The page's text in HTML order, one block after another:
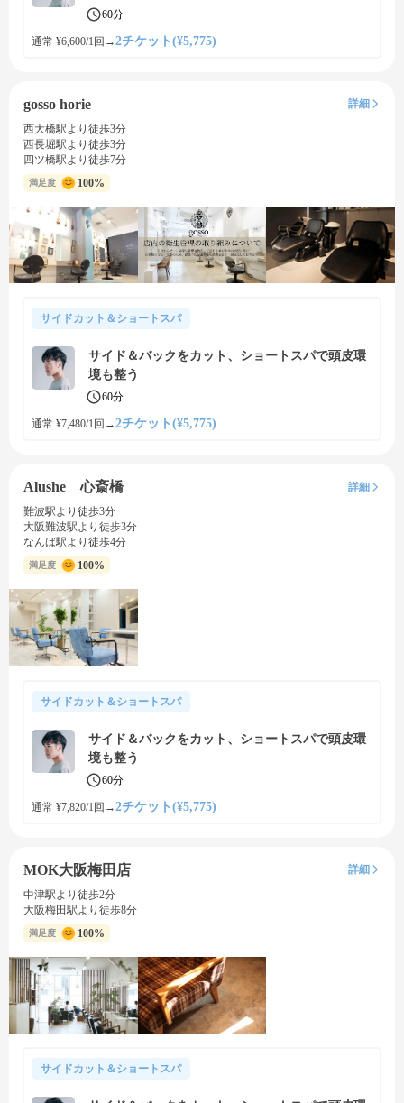
60分
通常 ¥6,600/1回 →2チケット(¥5,775)
gosso horie
詳細
西大橋駅より徒歩3分
西長堀駅より徒歩3分
四ツ橋駅より徒歩7分
満足度 100%
サイドカット＆ショートスパ
サイド＆バックをカット、ショートスパで頭皮環
境も整う
60分
通常 ¥7,480/1回 →2チケット(¥5,775)
Alushe 心斎橋
詳細
難波駅より徒歩3分
大阪難波駅より徒歩3分
なんば駅より徒歩4分
満足度 100%
サイドカット＆ショートスパ
サイド＆バックをカット、ショートスパで頭皮環
境も整う
60分
通常 ¥7,820/1回 →2チケット(¥5,775)
MOK大阪梅田店
詳細
中津駅より徒歩2分
大阪梅田駅より徒歩8分
満足度 100%
サイドカット＆ショートスパ